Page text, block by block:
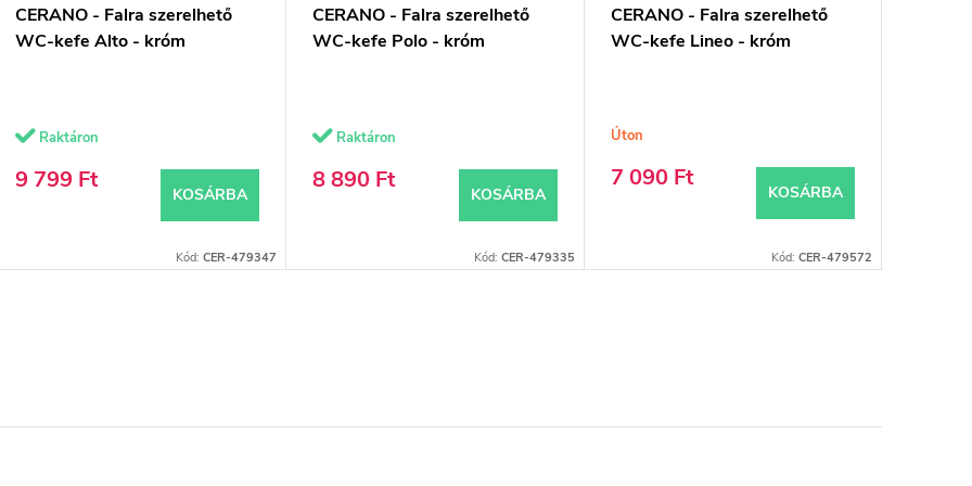
CERANO - Falra szerelhető
WC-kefe Alto - króm
Raktáron
9 799 Ft
KOSÁRBA
Kód:CER-479347
CERANO - Falra szerelhető
WC-kefe Polo - króm
Raktáron
8 890 Ft
KOSÁRBA
Kód: CER-479335
CERANO - Falra szerelhető
WC-kefe Lineo - króm
Úton
7 090 Ft
KOSÁRBA
Kód: CER-479572